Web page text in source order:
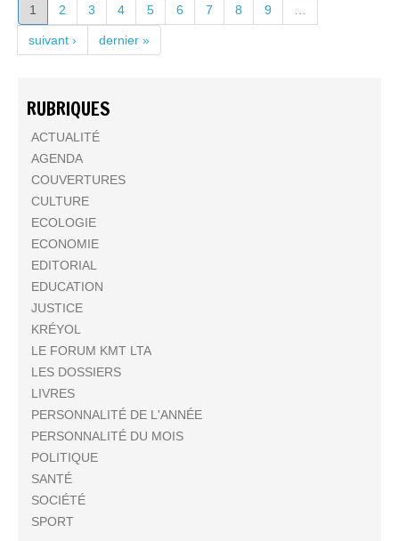
1 2 3 4 5 6 7 8 9
suivant › dernier »
RUBRIQUES
ACTUALITÉ
AGENDA
COUVERTURES
CULTURE
ECOLOGIE
ECONOMIE
EDITORIAL
EDUCATION
JUSTICE
KRÉYOL
LE FORUM KMT LTA
LES DOSSIERS
LIVRES
PERSONNALITÉ DE L'ANNÉE
PERSONNALITÉ DU MOIS
POLITIQUE
SANTÉ
SOCIÉTÉ
SPORT